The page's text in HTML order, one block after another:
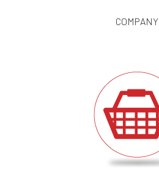
COMPANY